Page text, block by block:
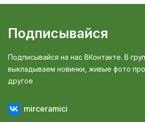
Подписывайся
Подписывайся на нас ВКонтакте. В
выкладываем новинки, живые фото
другое
mirceramici